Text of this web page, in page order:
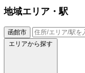
地域エリア・駅
函館市
エリアから探す